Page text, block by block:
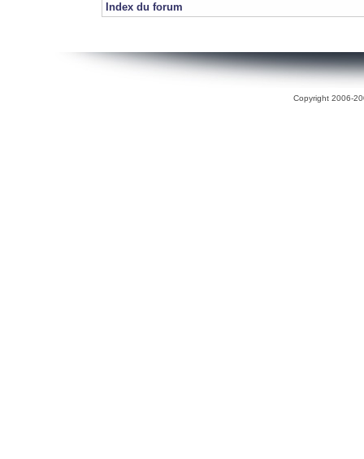
Index du forum
Copyright 2006-